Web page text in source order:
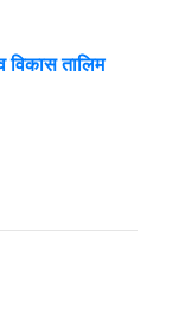
विकास तालिम
जितेको उत्सव